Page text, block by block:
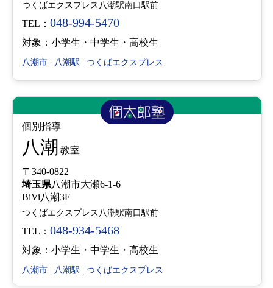
つくばエクスプレス八潮駅南口駅前
TEL： 048-994-5470
対象：小学生・中学生・高校生
八潮市 八潮駅 つくばエクスプレス
個別指導
八潮 教室
〒340-0822
埼玉県八潮市大瀬6-1-6
BiVi八潮3F
つくばエクスプレス八潮駅南口駅前
TEL： 048-934-5468
対象：小学生・中学生・高校生
八潮市 八潮駅 つくばエクスプレス